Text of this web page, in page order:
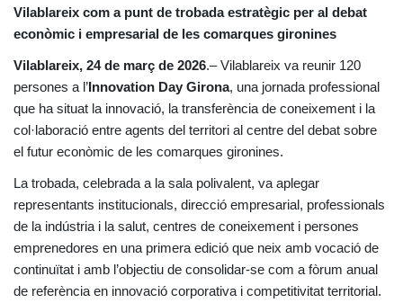
Vilablareix com a punt de trobada estratègic per al debat
econòmic i empresarial de les comarques gironines
Vilablareix, 24 de març de 2026.– Vilablareix va reunir 120
persones a l’ Innovation Day Girona, una jornada professional
que ha situat la innovació, la transferència de coneixement i la
col·laboració entre agents del territori al centre del debat sobre
el futur econòmic de les comarques gironines.
La trobada, celebrada a la sala polivalent, va aplegar
representants institucionals, direcció empresarial, professionals
de la indústria i la salut, centres de coneixement i persones
emprenedores en una primera edició que neix amb vocació de
continuïtat i amb l’objectiu de consolidar-se com a fòrum anual
de referència en innovació corporativa i competitivitat territorial.